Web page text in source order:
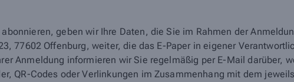
geben wir Ihre Daten, die Sie im Rahmen der
77602 Offenburg, weiter, die das E-Paper in eigener
Anmeldung informieren wir Sie regelmäßig per E-Mail darüber,
QR-Codes oder Verlinkungen im Zusammenhang mit dem